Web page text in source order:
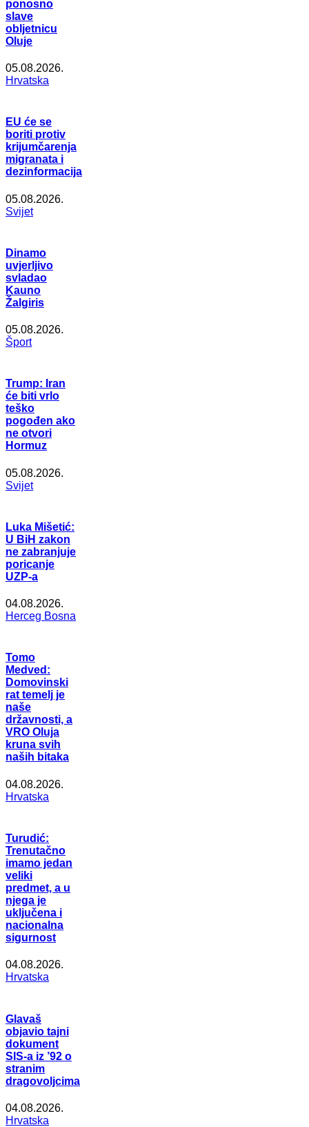
ponosno
slave
obljetnicu
Oluje
05.08.2026.
Hrvatska
EU će se
boriti protiv
krijumčarenja
migranata i
dezinformacija
05.08.2026.
Svijet
Dinamo
uvjerljivo
svladao
Kauno
Žalgiris
05.08.2026.
Šport
Trump: Iran
će biti vrlo
teško
pogođen ako
ne otvori
Hormuz
05.08.2026.
Svijet
Luka Mišetić:
U BiH zakon
ne zabranjuje
poricanje
UZP-a
04.08.2026.
Herceg Bosna
Tomo
Medved:
Domovinski
rat temelj je
naše
državnosti, a
VRO Oluja
kruna svih
naših bitaka
04.08.2026.
Hrvatska
Turudić:
Trenutačno
imamo jedan
veliki
predmet, a u
njega je
uključena i
nacionalna
sigurnost
04.08.2026.
Hrvatska
Glavaš
objavio tajni
dokument
SIS-a iz ’92 o
stranim
dragovoljcima
04.08.2026.
Hrvatska